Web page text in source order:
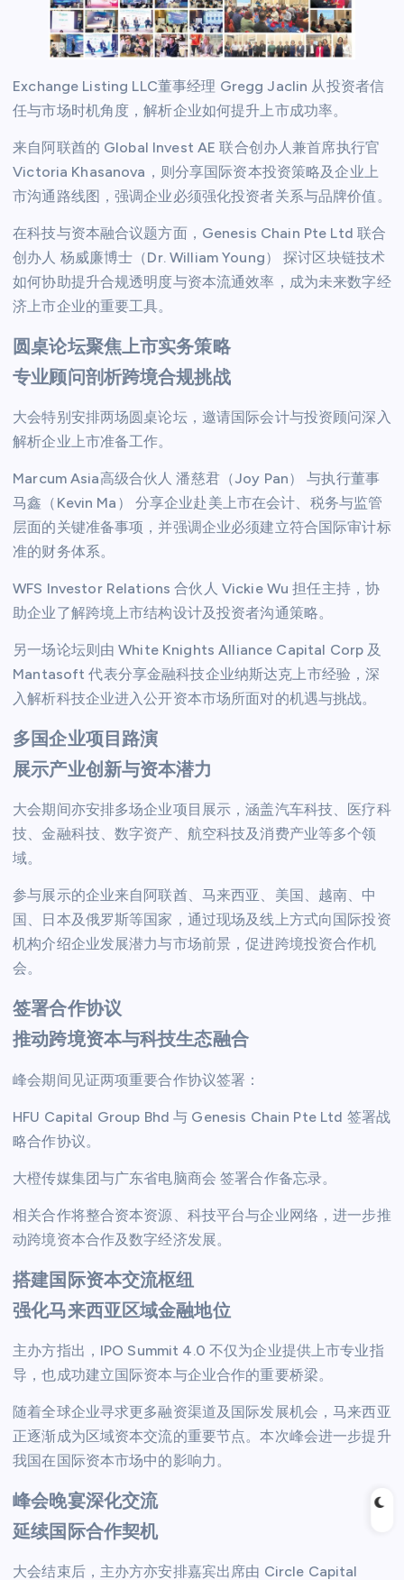
Exchange Listing LLC董事经理 Gregg Jaclin 从投资者信
任与市场时机角度，解析企业如何提升上市成功率。
来自阿联酋的 Global Invest AE 联合创办人兼首席执行官
Victoria Khasanova，则分享国际资本投资策略及企业上
市沟通路线图，强调企业必须强化投资者关系与品牌价值。
在科技与资本融合议题方面，Genesis Chain Pte Ltd 联合
创办人 杨威廉博士（Dr. William Young） 探讨区块链技术
如何协助提升合规透明度与资本流通效率，成为未来数字经
济上市企业的重要工具。
圆桌论坛聚焦上市实务策略
专业顾问剖析跨境合规挑战
大会特别安排两场圆桌论坛，邀请国际会计与投资顾问深入
解析企业上市准备工作。
Marcum Asia高级合伙人 潘慈君（Joy Pan） 与执行董事
马鑫（Kevin Ma） 分享企业赴美上市在会计、税务与监管
层面的关键准备事项，并强调企业必须建立符合国际审计标
准的财务体系。
WFS Investor Relations 合伙人 Vickie Wu 担任主持，协
助企业了解跨境上市结构设计及投资者沟通策略。
另一场论坛则由 White Knights Alliance Capital Corp 及
Mantasoft 代表分享金融科技企业纳斯达克上市经验，深
入解析科技企业进入公开资本市场所面对的机遇与挑战。
多国企业项目路演
展示产业创新与资本潜力
大会期间亦安排多场企业项目展示，涵盖汽车科技、医疗科
技、金融科技、数字资产、航空科技及消费产业等多个领
域。
参与展示的企业来自阿联酋、马来西亚、美国、越南、中
国、日本及俄罗斯等国家，通过现场及线上方式向国际投资
机构介绍企业发展潜力与市场前景，促进跨境投资合作机
会。
签署合作协议
推动跨境资本与科技生态融合
峰会期间见证两项重要合作协议签署：
HFU Capital Group Bhd 与 Genesis Chain Pte Ltd 签署战
略合作协议。
大橙传媒集团与广东省电脑商会 签署合作备忘录。
相关合作将整合资本资源、科技平台与企业网络，进一步推
动跨境资本合作及数字经济发展。
搭建国际资本交流枢纽
强化马来西亚区域金融地位
主办方指出，IPO Summit 4.0 不仅为企业提供上市专业指
导，也成功建立国际资本与企业合作的重要桥梁。
随着全球企业寻求更多融资渠道及国际发展机会，马来西亚
正逐渐成为区域资本交流的重要节点。本次峰会进一步提升
我国在国际资本市场中的影响力。
峰会晚宴深化交流
延续国际合作契机
大会结束后，主办方亦安排嘉宾出席由 Circle Capital